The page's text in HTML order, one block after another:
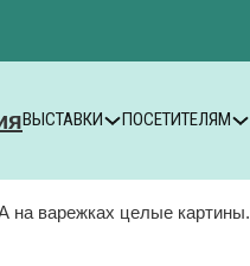
ВЫСТАВКИ ПОСЕТИТЕЛЯМ
на варежках целые картины.